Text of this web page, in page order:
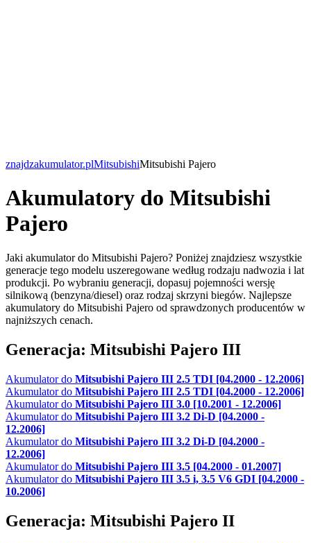
znajdzakumulator.plMitsubishiMitsubishi Pajero
Akumulatory do Mitsubishi
Pajero
Jaki akumulator do Mitsubishi Pajero? Poniżej znajdziesz wszystkie
generacje tego modelu uszeregowane według rodzaju nadwozia i lat
produkcji. Po wybraniu generacji, dopasuj pojemności wersję
silnikową (benzyna/diesel) oraz rodzaj skrzyni biegów. Najlepsze
akumulatory do Mitsubishi Pajero od sprawdzonych producentów w
najniższych cenach.
Generacja: Mitsubishi Pajero III
Akumulator do Mitsubishi Pajero III 2.5 TDI [04.2000 - 12.2006]
Akumulator do Mitsubishi Pajero III 2.5 TDI [04.2000 - 12.2006]
Akumulator do Mitsubishi Pajero III 3.0 [10.2001 - 12.2006]
Akumulator do Mitsubishi Pajero III 3.2 Di-D [04.2000 -
12.2006]
Akumulator do Mitsubishi Pajero III 3.2 Di-D [04.2000 -
12.2006]
Akumulator do Mitsubishi Pajero III 3.5 [04.2000 - 01.2007]
Akumulator do Mitsubishi Pajero III 3.5 i, 3.5 V6 GDI [04.2000 -
10.2006]
Generacja: Mitsubishi Pajero II